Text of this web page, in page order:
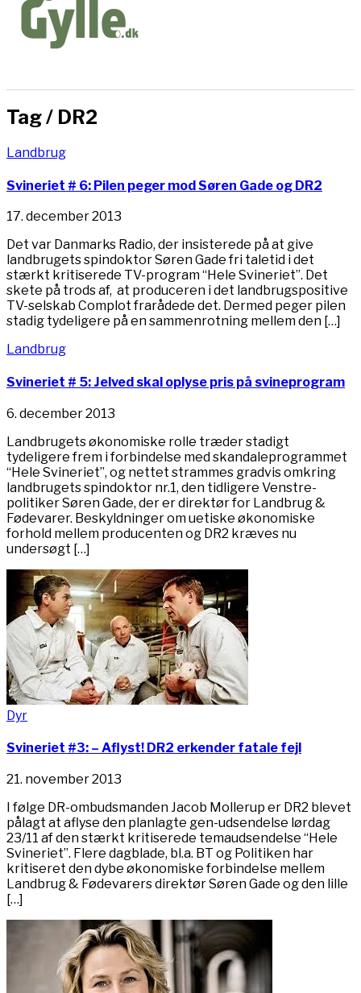
Tag / DR2
Landbrug
Svineriet # 6: Pilen peger mod Søren Gade og DR2
17. december 2013
Det var Danmarks Radio, der insisterede på at give
landbrugets spindoktor Søren Gade fri taletid i det
stærkt kritiserede TV-program “Hele Svineriet”. Det
skete på trods af, at produceren i det landbrugspositive
TV-selskab Complot frarådede det. Dermed peger pilen
stadig tydeligere på en sammenrotning mellem den […]
Landbrug
Svineriet # 5: Jelved skal oplyse pris på svineprogram
6. december 2013
Landbrugets økonomiske rolle træder stadigt
tydeligere frem i forbindelse med skandaleprogrammet
“Hele Svineriet”, og nettet strammes gradvis omkring
landbrugets spindoktor nr.1, den tidligere Venstre-
politiker Søren Gade, der er direktør for Landbrug &
Fødevarer. Beskyldninger om uetiske økonomiske
forhold mellem producenten og DR2 kræves nu
undersøgt […]
Dyr
Svineriet #3: – Aflyst! DR2 erkender fatale fejl
21. november 2013
I følge DR-ombudsmanden Jacob Mollerup er DR2 blevet
pålagt at aflyse den planlagte gen-udsendelse lørdag
23/11 af den stærkt kritiserede temaudsendelse “Hele
Svineriet”. Flere dagblade, bl.a. BT og Politiken har
kritiseret den dybe økonomiske forbindelse mellem
Landbrug & Fødevarers direktør Søren Gade og den lille
[…]